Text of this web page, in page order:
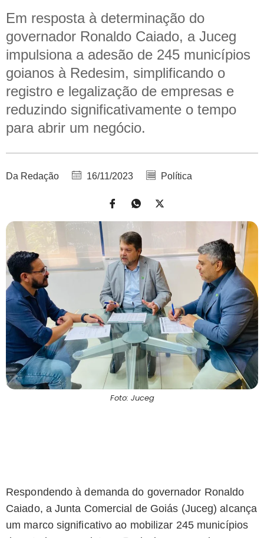
Em resposta à determinação do
governador Ronaldo Caiado, a Juceg
impulsiona a adesão de 245 municípios
goianos à Redesim, simplificando o
registro e legalização de empresas e
reduzindo significativamente o tempo
para abrir um negócio.
Da Redação 16/11/2023 Política
Foto: Juceg
Respondendo à demanda do governador Ronaldo
Caiado, a Junta Comercial de Goiás (Juceg) alcança
um marco significativo ao mobilizar 245 municípios